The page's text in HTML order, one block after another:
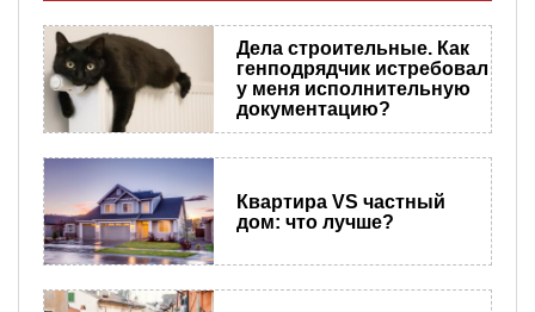
Дела строительные. Как
генподрядчик истребовал
у меня исполнительную
документацию?
Квартира VS частный
дом: что лучше?